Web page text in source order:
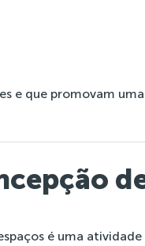
e que promovam
é uma